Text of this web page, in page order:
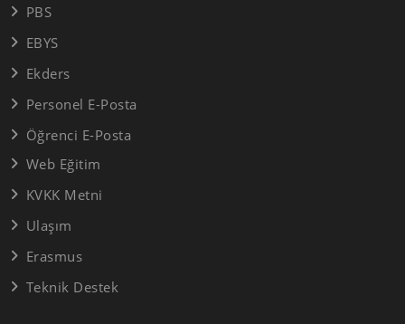
PBS
EBYS
Ekders
Personel E-Posta
Öğrenci E-Posta
Web Eğitim
KVKK Metni
Ulaşım
Erasmus
Teknik Destek